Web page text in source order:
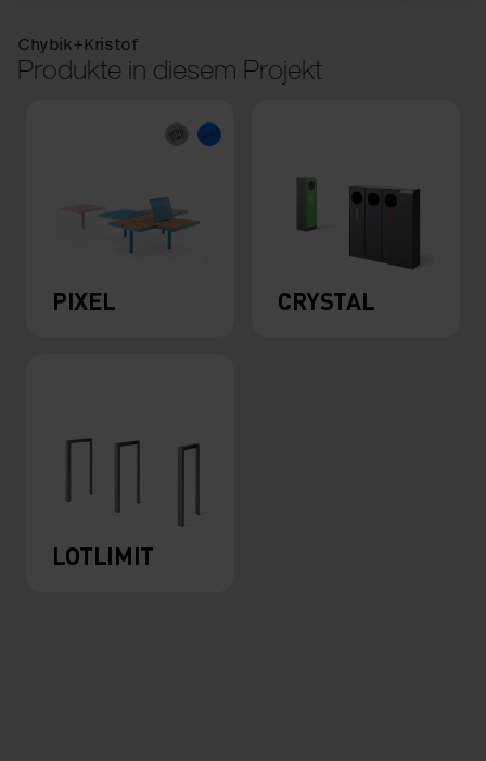
Chybik+Kristof
Produkte in diesem Projekt
PIXEL CRYSTAL
LOTLIMIT